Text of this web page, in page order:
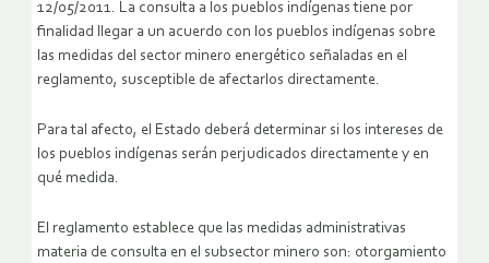
12/05/2011. La consulta a los pueblos indígenas tiene por
finalidad llegar a un acuerdo con los pueblos indígenas sobre
las medidas del sector minero energético señaladas en el
reglamento, susceptible de afectarlos directamente.
Para tal afecto, el Estado deberá determinar si los intereses de
los pueblos indígenas serán perjudicados directamente y en
qué medida.
El reglamento establece que las medidas administrativas
materia de consulta en el subsector minero son: otorgamiento